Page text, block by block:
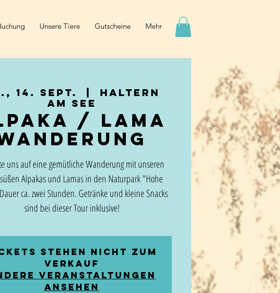
Unsere Tiere Gutscheine Mehr
14. Sept.
Haltern
am See
/ Lama
uns auf eine gemütliche Wanderung mit unseren
Alpakas und Lamas in den Naturpark "Hohe
ca. zwei Stunden. Getränke und kleine Snacks
sind bei dieser Tour inklusive!
stehen nicht zum
Verkauf
Veranstaltungen
ansehen